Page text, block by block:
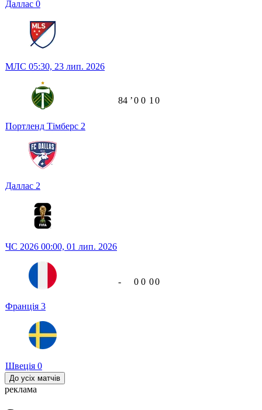
Даллас 0
МЛС 05:30, 23 лип. 2026
Портленд Тімберс 2
Даллас 2
84 ʼ0 0 1 0
ЧС 2026 00:00, 01 лип. 2026
Франція 3
Швеція 0
- 0 0 00
До усіх матчів
реклама